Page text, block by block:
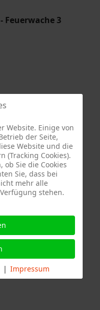
3
Website. Einige von
der Seite,
Website und die
(Tracking Cookies).
ob Sie die Cookies
Sie, dass bei
mehr alle
stehen.
| Impressum